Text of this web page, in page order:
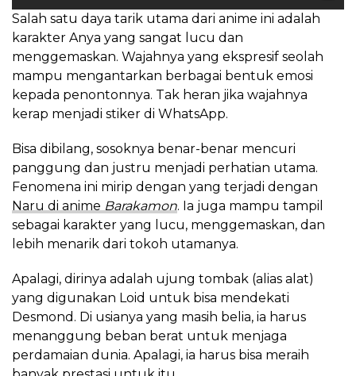
Salah satu daya tarik utama dari anime ini adalah
karakter Anya yang sangat lucu dan
menggemaskan. Wajahnya yang ekspresif seolah
mampu mengantarkan berbagai bentuk emosi
kepada penontonnya. Tak heran jika wajahnya
kerap menjadi stiker di WhatsApp.
Bisa dibilang, sosoknya benar-benar mencuri
panggung dan justru menjadi perhatian utama.
Fenomena ini mirip dengan yang terjadi dengan
Naru di anime Barakamon. Ia juga mampu tampil
sebagai karakter yang lucu, menggemaskan, dan
lebih menarik dari tokoh utamanya.
Apalagi, dirinya adalah ujung tombak (alias alat)
yang digunakan Loid untuk bisa mendekati
Desmond. Di usianya yang masih belia, ia harus
menanggung beban berat untuk menjaga
perdamaian dunia. Apalagi, ia harus bisa meraih